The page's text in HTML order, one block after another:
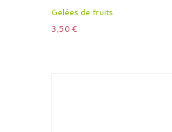
Gelées de fruits
3,50€